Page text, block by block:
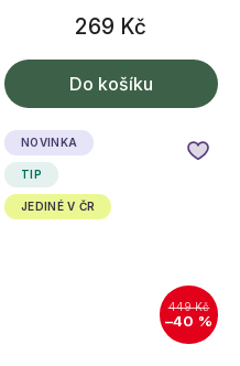
269 Kč
Do košíku
NOVINKA
TIP
JEDINÉ V ČR
449 Kč
–40 %